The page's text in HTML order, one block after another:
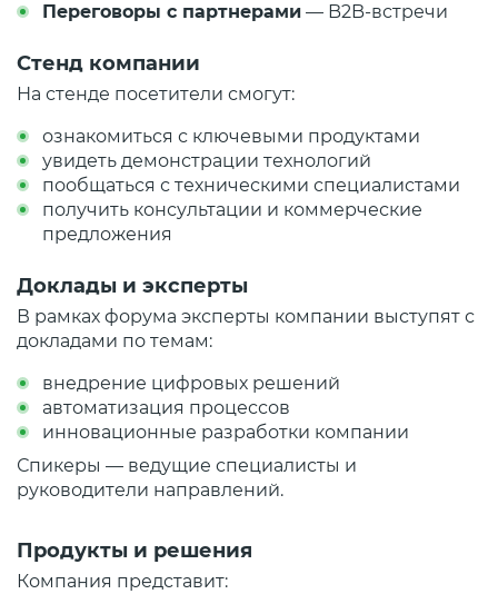
Переговоры с партнерами — B2B-встречи
Стенд компании
На стенде посетители смогут:
ознакомиться с ключевыми продуктами
увидеть демонстрации технологий
пообщаться с техническими специалистами
получить консультации и коммерческие
предложения
Доклады и эксперты
В рамках форума эксперты компании выступят с
докладами по темам:
внедрение цифровых решений
автоматизация процессов
инновационные разработки компании
Спикеры — ведущие специалисты и
руководители направлений.
Продукты и решения
Компания представит: